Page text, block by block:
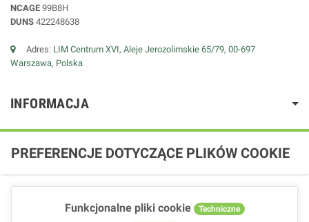
NCAGE 99B8H
DUNS 422248638
Adres: LIM Centrum XVI, Aleje Jerozolimskie 65/79, 00-697
Warszawa, Polska
INFORMACJA
PREFERENCJE DOTYCZĄCE PLIKÓW COOKIE
Funkcjonalne pliki cookie Techniczne